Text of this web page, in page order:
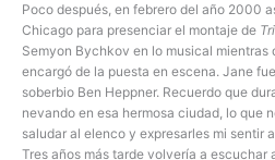
Poco después, en febrero del año 2000
Chicago para presenciar el montaje de
Semyon Bychkov en lo musical mientras
encargó de la puesta en escena. Jane
soberbio Ben Heppner. Recuerdo que
nevando en esa hermosa ciudad, lo que
saludar al elenco y expresarles mi sentir
Tres años más tarde volvería a escuchar